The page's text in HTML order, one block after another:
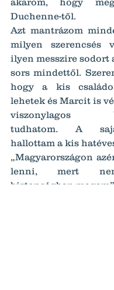
Duchenne-től.
Azt mantrázom
milyen szerencsés
ilyen messzire sodort
sors mindettől.
hogy a kis
lehetek és Marcit is
viszonylagos
tudhatom. A
hallottam a kis
„Magyarországon
lenni, mert
biztonságban